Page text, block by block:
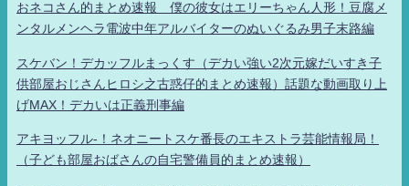
おネコさん的まとめ速報 僕の彼女はエリーちゃん人形！豆腐メ
ンタルメンヘラ電波中年アルバイターのぬいぐるみ男子末路編
スケバン！デカッフルまっくす（デカい強い2次元嫁だいすき子
供部屋おじさんヒロシ之古惑仔的まとめ速報）話題な動画取り上
げMAX！デカいは正義刑事編
アキヨッフル-！ネオニートスケ番長のエキストラ芸能情報局！
（子ども部屋おばさんの自宅警備員的まとめ速報）